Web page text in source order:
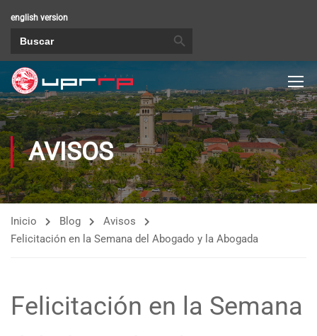
english version
AVISOS
Inicio Blog
Avisos
Felicitación en la Semana del Abogado y la Abogada
Felicitación en la Semana